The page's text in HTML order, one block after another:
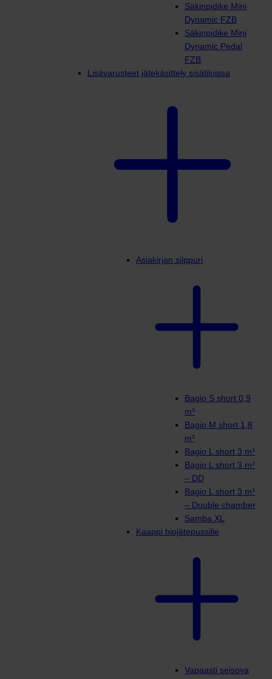
Säkinpidike Mini
Dynamic FZB
Säkinpidike Mini
Dynamic Pedal
FZB
Lisävarusteet jätekäsittely sisätiloissa
Asiakirjan silppuri
Bagio S short 0,9
m³
Bagio M short 1,8
m³
Bagio L short 3 m³
Bagio L short 3 m³
– DD
Bagio L short 3 m³
– Double chamber
Samba XL
Kaappi biojätepussille
Vapaasti seisova